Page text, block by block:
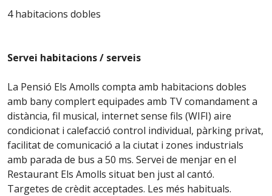
4 habitacions dobles
Servei habitacions / serveis
La Pensió Els Amolls compta amb habitacions dobles
amb bany complert equipades amb TV comandament a
distància, fil musical, internet sense fils (WIFI) aire
condicionat i calefacció control individual, pàrking privat,
facilitat de comunicació a la ciutat i zones industrials
amb parada de bus a 50 ms. Servei de menjar en el
Restaurant Els Amolls situat ben just al cantó.
Targetes de crèdit acceptades. Les més habituals.